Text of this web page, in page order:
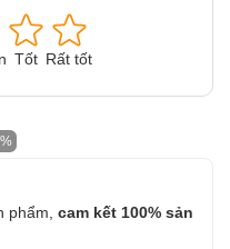
Tốt Rất tốt
phẩm, cam kết 100% sản